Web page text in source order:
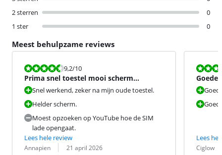
2 sterren
0
1 ster
0
Meest behulpzame reviews
Beoordeling is 9,2 van de 10.
9,2/10
Prima snel toestel mooi scherm
kwaliteit, maar wat zwaar.
Snel werkend, zeker na mijn oude toestel.
Helder scherm.
Moest opzoeken op YouTube hoe de SIM
lade opengaat.
Lees hele review
Beoordeling door:
Annapien
Datum: 21 april 2026
Goede
Lees
Ciglow
Datum: